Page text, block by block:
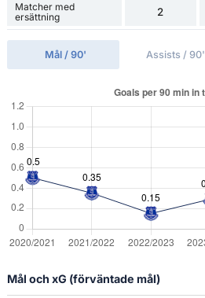
Matcher med
ersättning
2
Mål / 90' Assists / 90'
Mål och xG (förväntade mål)